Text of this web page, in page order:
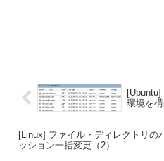
環境を構
[Linux] ファイル・ディレクトリの
ッション一括変更（2）